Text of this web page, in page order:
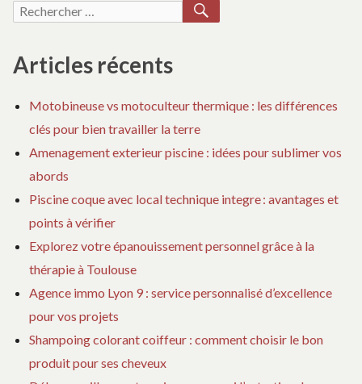
Recherche
Articles récents
Motobineuse vs motoculteur thermique : les différences
clés pour bien travailler la terre
Amenagement exterieur piscine : idées pour sublimer vos
abords
Piscine coque avec local technique integre : avantages et
points à vérifier
Explorez votre épanouissement personnel grâce à la
thérapie à Toulouse
Agence immo Lyon 9 : service personnalisé d’excellence
pour vos projets
Shampoing colorant coiffeur : comment choisir le bon
produit pour ses cheveux